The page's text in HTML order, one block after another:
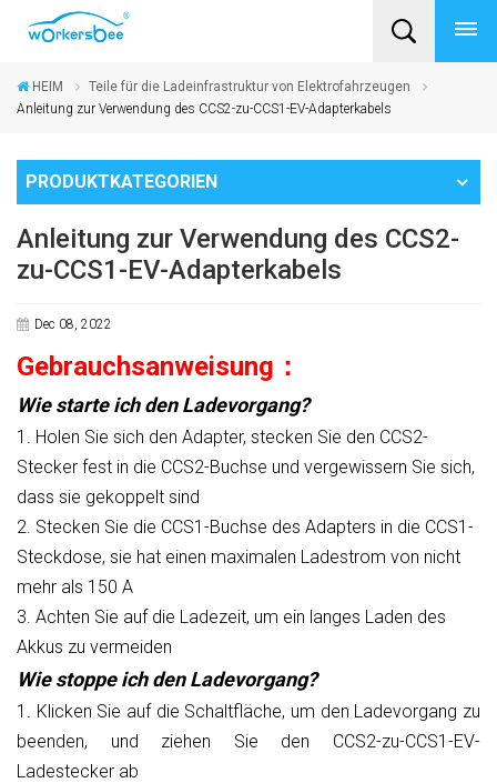
HEIM
Teile für die Ladeinfrastruktur von Elektrofahrzeugen
Anleitung zur Verwendung des CCS2-zu-CCS1-EV-Adapterkabels
PRODUKTKATEGORIEN
Anleitung zur Verwendung des CCS2-
zu-CCS1-EV-Adapterkabels
Dec 08, 2022
Gebrauchsanweisung ：
Wie starte ich den Ladevorgang?
1. Holen Sie sich den Adapter, stecken Sie den CCS2-
Stecker fest in die CCS2-Buchse und vergewissern Sie sich,
dass sie gekoppelt sind
2. Stecken Sie die CCS1-Buchse des Adapters in die CCS1-
Steckdose, sie hat einen maximalen Ladestrom von nicht
mehr als 150 A
3. Achten Sie auf die Ladezeit, um ein langes Laden des
Akkus zu vermeiden
Wie stoppe ich den Ladevorgang?
1. Klicken Sie auf die Schaltfläche, um den Ladevorgang zu
beenden, und ziehen Sie den CCS2-zu-CCS1-EV-
Ladestecker ab